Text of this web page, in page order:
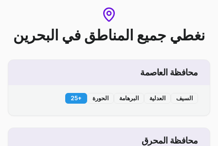
نغطي جميع المناطق في البحرين
محافظة العاصمة
السيف العدلية البرهامة الحورة +
25
محافظة المحرق